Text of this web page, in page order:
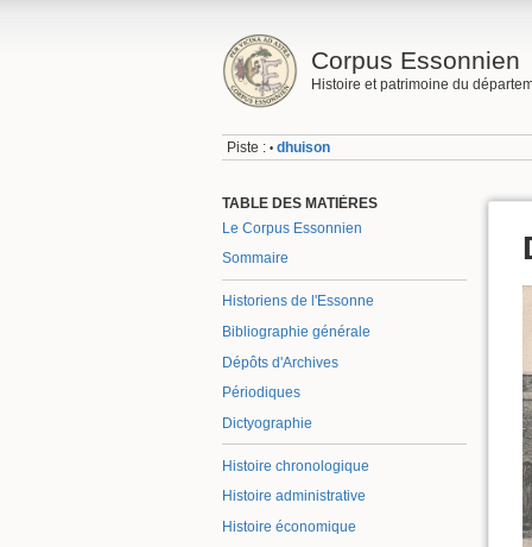
Corpus Essonnien
Histoire et patrimoine du
Piste : • dhuison
TABLE DES MATIÈRES
Le Corpus Essonnien
Sommaire
Historiens de l'Essonne
Bibliographie générale
Dépôts d'Archives
Périodiques
Dictyographie
Histoire chronologique
Histoire administrative
Histoire économique